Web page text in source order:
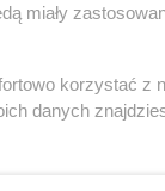
miały
korzystać z
danych